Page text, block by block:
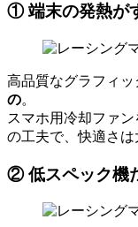
① 端末の発熱が
高品質なグラフィッ
の。
スマホ用冷却ファ
の工夫で、快適さは
② 低スペック機